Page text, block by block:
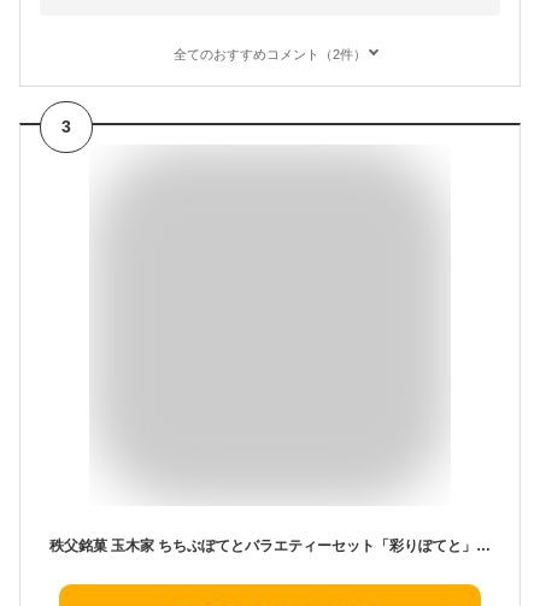
全てのおすすめコメント（2件）
3
秩父銘菓 玉木家 ちちぶぽてとバラエティーセット「彩りぽてと」5個入 和風スイートポテト【産直グルメ】[秩父 ポテト お土産]